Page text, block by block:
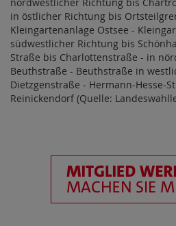
in östlicher Richtung bis
Kleingartenanlage Ostsee -
südwestlicher Richtung bis
Straße bis Charlottenstraße - in
Beuthstraße - Beuthstraße in
Dietzgenstraße - Hermann-Hesse-
Reinickendorf (Quelle: